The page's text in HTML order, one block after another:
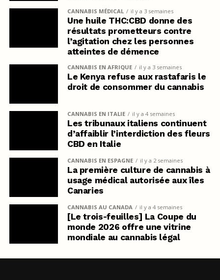
CANNABIS MÉDICAL il y a 3 semaines
Une huile THC:CBD donne des
résultats prometteurs contre
l’agitation chez les personnes
atteintes de démence
CANNABIS EN AFRIQUE il y a 3 semaines
Le Kenya refuse aux rastafaris le
droit de consommer du cannabis
CANNABIS EN ITALIE il y a 4 semaines
Les tribunaux italiens continuent
d’affaiblir l’interdiction des fleurs
CBD en Italie
CANNABIS EN ESPAGNE il y a 2 semaines
La première culture de cannabis à
usage médical autorisée aux îles
Canaries
CANNABIS AU CANADA il y a 4 semaines
[Le trois-feuilles] La Coupe du
monde 2026 offre une vitrine
mondiale au cannabis légal